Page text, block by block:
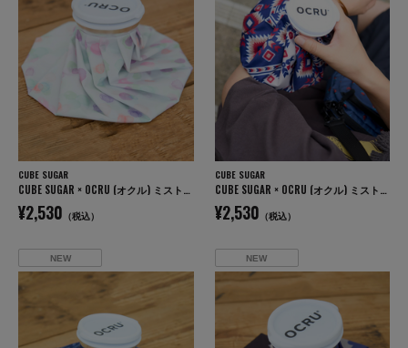
CUBE SUGAR
CUBE SUGAR × OCRU (オクル) ミスト付き アイスバッグ
¥2,530 （税込）
CUBE SUGAR
CUBE SUGAR × OCRU (オクル) ミスト付き アイスバッグ
¥2,530 （税込）
NEW NEW